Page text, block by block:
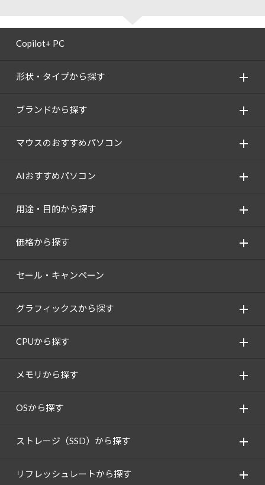
Copilot+ PC
形状・タイプから探す
ブランドから探す
マウスのおすすめパソコン
AIおすすめパソコン
用途・目的から探す
価格から探す
セール・キャンペーン
グラフィックスから探す
CPUから探す
メモリから探す
OSから探す
ストレージ（SSD）から探す
リフレッシュレートから探す